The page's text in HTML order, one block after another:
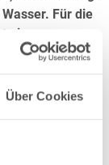
Über Cookies
Für die
sie arbeitet
Bedienung
lange Freude